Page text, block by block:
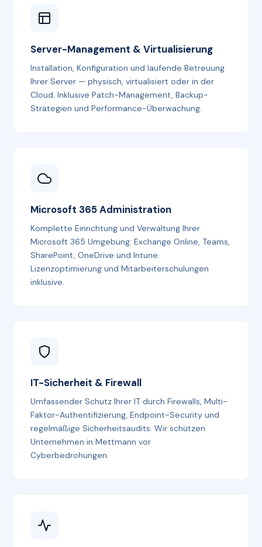
Server-Management & Virtualisierung
Installation, Konfiguration und laufende Betreuung
Ihrer Server — physisch, virtualisiert oder in der
Cloud. Inklusive Patch-Management, Backup-
Strategien und Performance-Überwachung.
Microsoft 365 Administration
Komplette Einrichtung und Verwaltung Ihrer
Microsoft 365 Umgebung: Exchange Online, Teams,
SharePoint, OneDrive und Intune.
Lizenzoptimierung und Mitarbeiterschulungen
inklusive.
IT-Sicherheit & Firewall
Umfassender Schutz Ihrer IT durch Firewalls, Multi-
Faktor-Authentifizierung, Endpoint-Security und
regelmäßige Sicherheitsaudits. Wir schützen
Unternehmen in Mettmann vor
Cyberbedrohungen.